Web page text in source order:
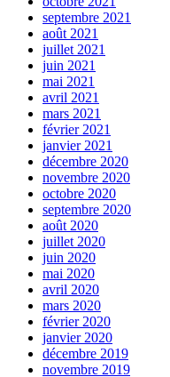
septembre 2021
août 2021
juillet 2021
juin 2021
mai 2021
avril 2021
mars 2021
février 2021
janvier 2021
décembre 2020
novembre 2020
octobre 2020
septembre 2020
août 2020
juillet 2020
juin 2020
mai 2020
avril 2020
mars 2020
février 2020
janvier 2020
décembre 2019
novembre 2019